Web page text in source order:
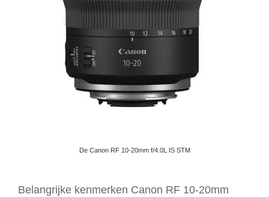
De Canon RF 10-20mm f/4.0L IS STM
Belangrijke kenmerken Canon RF 10-20mm